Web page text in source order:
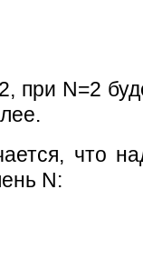
при N=2
что
N: